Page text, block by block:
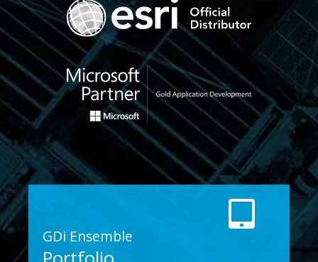
GDi Ensemble